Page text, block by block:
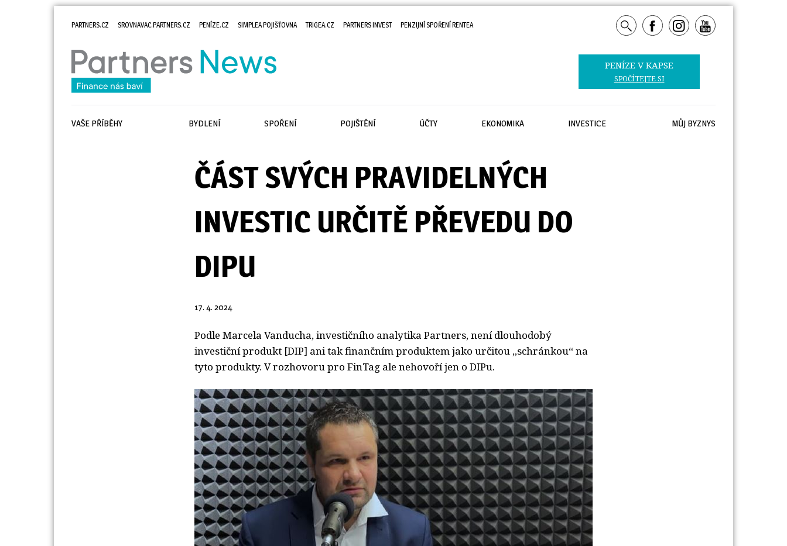
ČÁST SVÝCH PRAVIDELNÝCH
INVESTIC URČITĚ PŘEVEDU DO
DIPU
17. 4. 2024
Podle Marcela Vanducha, investičního analytika Partners, není dlouhodobý
investiční produkt [DIP] ani tak finančním produktem jako určitou „schránkou“ na
tyto produkty. V rozhovoru pro FinTag ale nehovoří jen o DIPu.
PARTNERS.CZ SROVNAVAC.PARTNERS.CZ PENÍZE.CZ SIMPLEA POJIŠŤOVNA TRIGEA.CZ PARTNERS INVEST PENZIJNÍ SPOŘENÍ RENTEA
PENÍZE V KAPSE
SPOČÍTEJTE SI
VAŠE PŘÍBĚHY BYDLENÍ SPOŘENÍ POJIŠTĚNÍ ÚČTY EKONOMIKA INVESTICE MŮJ BYZNYS